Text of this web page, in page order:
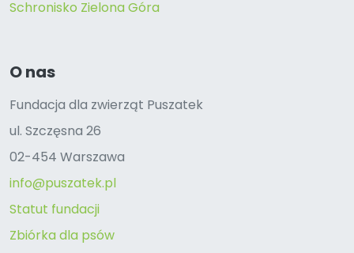
Schronisko Zielona Góra
O nas
Fundacja dla zwierząt Puszatek
ul. Szczęsna 26
02-454 Warszawa
info@puszatek.pl
Statut fundacji
Zbiórka dla psów